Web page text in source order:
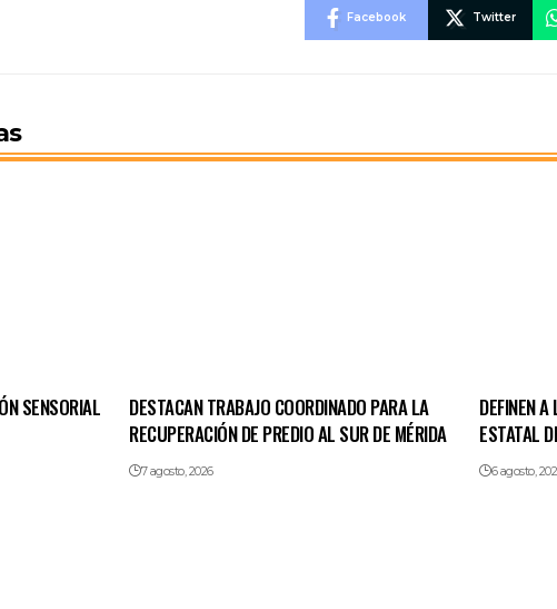
Facebook Twitter
SENSORIAL
DESTACAN TRABAJO COORDINADO PARA LA
RECUPERACIÓN DE PREDIO AL SUR DE MÉRIDA
7 agosto, 2026
DEFINEN
ESTATAL
6 agosto,